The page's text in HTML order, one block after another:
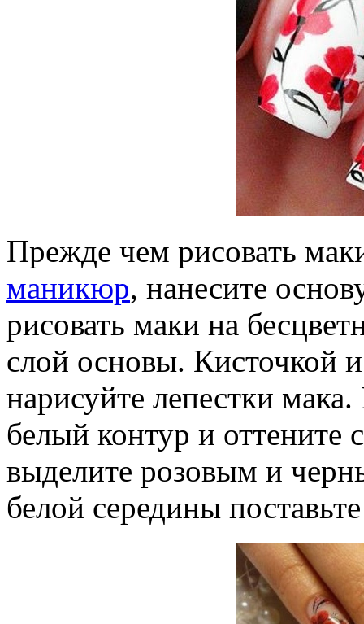
Прежде чем рисовать
маникюр, нанесите
рисовать маки на
слой основы. Кисточкой
нарисуйте лепестки
белый контур и оттените
выделите розовым и
белой середины